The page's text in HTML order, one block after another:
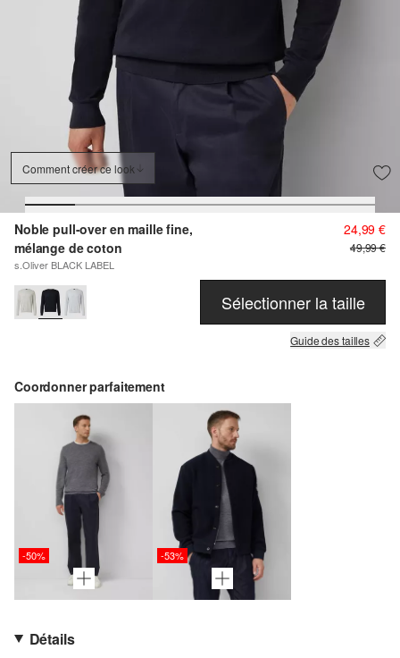
Comment créer ce look
Noble pull-over en maille fine,
mélange de coton
s.Oliver BLACK LABEL
24,99 €
49,99 €
Sélectionner la taille
Guide des tailles
Coordonner parfaitement
-50% -53%
Détails